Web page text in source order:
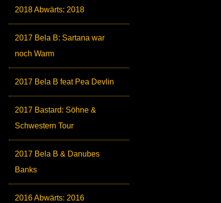
2018 Abwärts: 2018
2017 Bela B: Sartana war
noch Warm
2017 Bela B feat Pea Devlin
2017 Bastard: Söhne &
Schwestern Tour
2017 Bela B & Danubes
Banks
2016 Abwärts: 2016